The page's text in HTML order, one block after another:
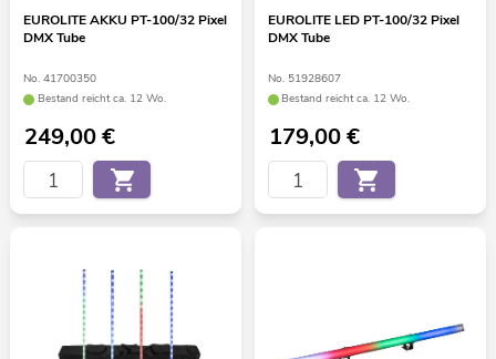
EUROLITE AKKU PT-100/32 Pixel
DMX Tube
No. 41700350
Bestand reicht ca. 12 Wo.
249,00€
EUROLITE LED PT-100/32 Pixel
DMX Tube
No. 51928607
Bestand reicht ca. 12 Wo.
179,00€